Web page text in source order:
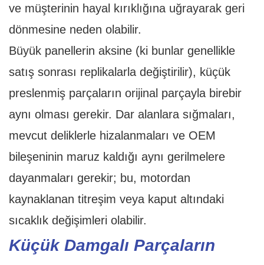
ve müşterinin hayal kırıklığına uğrayarak geri
dönmesine neden olabilir.
Büyük panellerin aksine (ki bunlar genellikle
satış sonrası replikalarla değiştirilir), küçük
preslenmiş parçaların orijinal parçayla birebir
aynı olması gerekir. Dar alanlara sığmaları,
mevcut deliklerle hizalanmaları ve OEM
bileşeninin maruz kaldığı aynı gerilmelere
dayanmaları gerekir; bu, motordan
kaynaklanan titreşim veya kaput altındaki
sıcaklık değişimleri olabilir.
Küçük Damgalı Parçaların